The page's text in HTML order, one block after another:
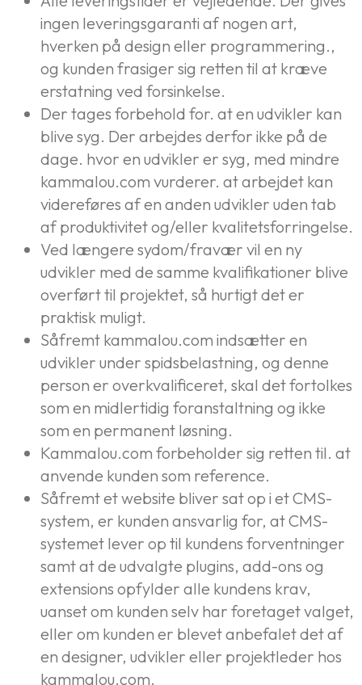
ingen leveringsgaranti af nogen art,
hverken på design eller programmering.,
og kunden frasiger sig retten til at kræve
erstatning ved forsinkelse.
Der tages forbehold for. at en udvikler kan
blive syg. Der arbejdes derfor ikke på de
dage. hvor en udvikler er syg, med mindre
kammalou.com vurderer. at arbejdet kan
videreføres af en anden udvikler uden tab
af produktivitet og/eller kvalitetsforringelse.
Ved længere sydom/fravær vil en ny
udvikler med de samme kvalifikationer blive
overført til projektet, så hurtigt det er
praktisk muligt.
Såfremt kammalou.com indsætter en
udvikler under spidsbelastning, og denne
person er overkvalificeret, skal det fortolkes
som en midlertidig foranstaltning og ikke
som en permanent løsning.
Kammalou.com forbeholder sig retten til. at
anvende kunden som reference.
Såfremt et website bliver sat op i et CMS-
system, er kunden ansvarlig for, at CMS-
systemet lever op til kundens forventninger
samt at de udvalgte plugins, add-ons og
extensions opfylder alle kundens krav,
uanset om kunden selv har foretaget valget,
eller om kunden er blevet anbefalet det af
en designer, udvikler eller projektleder hos
kammalou.com.